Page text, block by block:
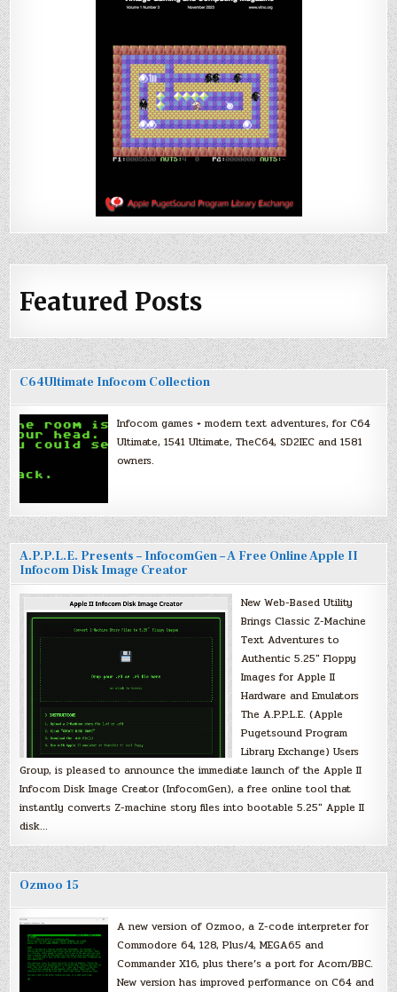
Featured Posts
C64Ultimate Infocom Collection
Infocom games + modern text adventures, for C64
Ultimate, 1541 Ultimate, TheC64, SD2IEC and 1581
owners.
A.P.P.L.E. Presents – InfocomGen – A Free Online Apple II
Infocom Disk Image Creator
New Web-Based Utility
Brings Classic Z-Machine
Text Adventures to
Authentic 5.25″ Floppy
Images for Apple II
Hardware and Emulators
The A.P.P.L.E. (Apple
Pugetsound Program
Library Exchange) Users
Group, is pleased to announce the immediate launch of the Apple II
Infocom Disk Image Creator (InfocomGen), a free online tool that
instantly converts Z-machine story files into bootable 5.25″ Apple II
disk…
Ozmoo 15
A new version of Ozmoo, a Z-code interpreter for
Commodore 64, 128, Plus/4, MEGA65 and
Commander X16, plus there’s a port for Acorn/BBC.
New version has improved performance on C64 and